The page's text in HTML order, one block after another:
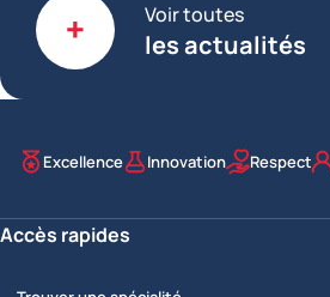
Voir toutes
les actualités
Nos valeurs
Excellence Innovation Respect
Accès rapides